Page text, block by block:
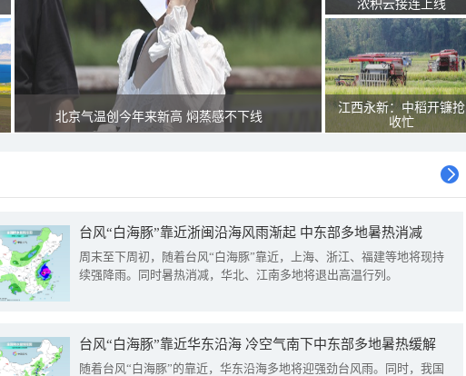
北京气温创今年来新高 焖蒸感不下线
浓积云接连上线
江西永新：中稻开镰抢
收忙
台风“白海豚”靠近浙闽沿海风雨渐起 中东部多地暑热消减
周末至下周初，随着台风“白海豚”靠近，上海、浙江、福建等地将现持
续强降雨。同时暑热消减，华北、江南多地将退出高温行列。
台风“白海豚”靠近华东沿海 冷空气南下中东部多地暑热缓解
随着台风“白海豚”的靠近，华东沿海多地将迎强劲台风雨。同时，我国